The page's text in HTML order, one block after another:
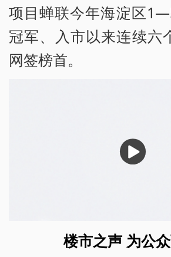
项目蝉联今年海淀区
冠军、入市以来连续六
网签榜首。
播
放
楼市之声 为公